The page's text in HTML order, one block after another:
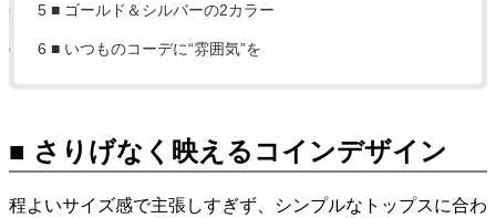
5 ■ ゴールド＆シルバーの2カラー
6 ■ いつものコーデに“雰囲気”を
■ さりげなく映えるコインデザイン
程よいサイズ感で主張しすぎず、シンプルなトップスに合わ